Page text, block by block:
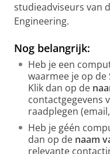
studieadviseurs van
Engineering.
Nog belangrijk:
Heb je een
waarmee je op
Klik dan op de
contactgegevens
raadplegen
Heb je géén
dan op de naam
relevante